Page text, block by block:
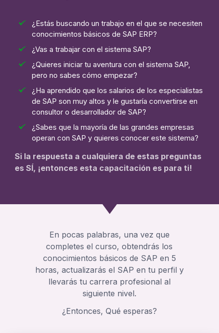
¿Estás buscando un trabajo en el que se necesiten
conocimientos básicos de SAP ERP?
¿Vas a trabajar con el sistema SAP?
¿Quieres iniciar tu aventura con el sistema SAP,
pero no sabes cómo empezar?
¿Ha aprendido que los salarios de los especialistas
de SAP son muy altos y le gustaría convertirse en
consultor o desarrollador de SAP?
¿Sabes que la mayoría de las grandes empresas
operan con SAP y quieres conocer este sistema?
Si la respuesta a cualquiera de estas preguntas
es SÍ, ¡entonces esta capacitación es para ti!
En pocas palabras, una vez que
completes el curso, obtendrás los
conocimientos básicos de SAP en 5
horas, actualizarás el SAP en tu perfil y
llevarás tu carrera profesional al
siguiente nivel.
¿Entonces, Qué esperas?